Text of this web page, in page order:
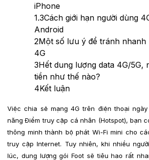
iPhone
1.3Cách giới hạn người dùng
Android
2Một số lưu ý để tránh nhanh
4G
3Hết dung lượng data 4G/5G,
tiền như thế nào?
4Kết luận
Việc chia sẻ mạng 4G trên điện thoại
năng Điểm truy cập cá nhân (Hotspot), bạn
thông minh thành bộ phát Wi-Fi mini cho
truy cập Internet. Tuy nhiên, khi nhiều
lúc, dung lượng gói Foot sẽ tiêu hao rất